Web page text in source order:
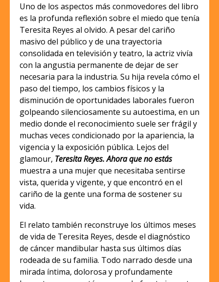
Uno de los aspectos más conmovedores del libro
es la profunda reflexión sobre el miedo que tenía
Teresita Reyes al olvido. A pesar del cariño
masivo del público y de una trayectoria
consolidada en televisión y teatro, la actriz vivía
con la angustia permanente de dejar de ser
necesaria para la industria. Su hija revela cómo el
paso del tiempo, los cambios físicos y la
disminución de oportunidades laborales fueron
golpeando silenciosamente su autoestima, en un
medio donde el reconocimiento suele ser frágil y
muchas veces condicionado por la apariencia, la
vigencia y la exposición pública. Lejos del
glamour, Teresita Reyes. Ahora que no estás
muestra a una mujer que necesitaba sentirse
vista, querida y vigente, y que encontró en el
cariño de la gente una forma de sostener su
vida.
El relato también reconstruye los últimos meses
de vida de Teresita Reyes, desde el diagnóstico
de cáncer mandibular hasta sus últimos días
rodeada de su familia. Todo narrado desde una
mirada íntima, dolorosa y profundamente